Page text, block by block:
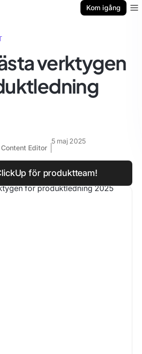
Kom igång
verktygen
Editor
5 maj 2025
för produktteam!